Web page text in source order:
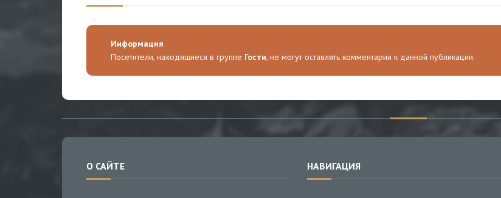
Информация
Посетители, находящиеся в группе Гости, не могут оставлять комментарии к данной публикации.
О САЙТЕ НАВИГАЦИЯ